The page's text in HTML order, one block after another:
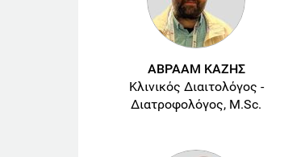
ΑΒΡΑΑΜ ΚΑΖΗΣ
Κλινικός Διαιτολόγος -
Διατροφολόγος, M.Sc.